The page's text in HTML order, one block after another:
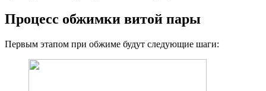
Процесс обжимки витой пары
Первым этапом при обжиме будут следующие шаги: